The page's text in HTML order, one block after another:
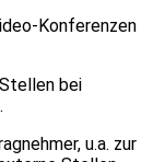
Konferenzen
bei
u.a. zur